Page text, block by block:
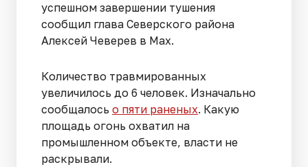
успешном завершении тушения
сообщил глава Северского района
Алексей Чеверев в Max.
Количество травмированных
увеличилось до 6 человек. Изначально
сообщалось о пяти раненых. Какую
площадь огонь охватил на
промышленном объекте, власти не
раскрывали.